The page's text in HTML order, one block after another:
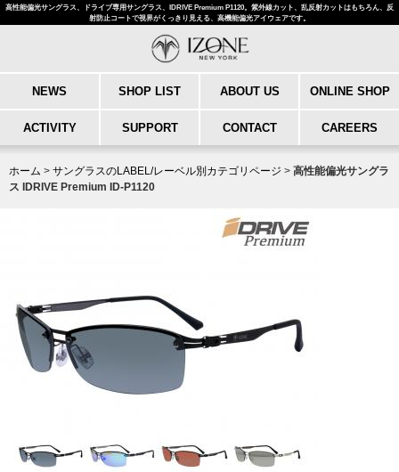
高性能偏光サングラス、ドライブ専用サングラス、IDRIVE Premium P1120。紫外線カット、乱反射カットはもちろん、反
射防止コートで視界がくっきり見える、高機能偏光アイウェアです。
NEWS SHOP LIST ABOUT US ONLINE SHOP
ACTIVITY SUPPORT CONTACT CAREERS
ホーム > サングラスのLABEL/レーベル別カテゴリページ > 高性能偏光サングラ
ス IDRIVE Premium ID-P1120